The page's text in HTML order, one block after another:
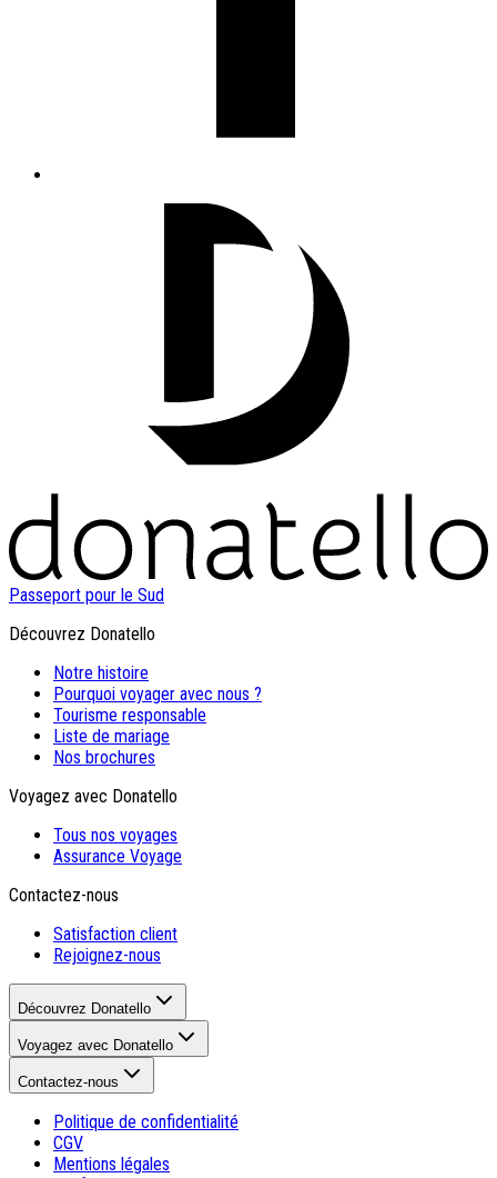
Passeport pour le Sud
Découvrez Donatello
Notre histoire
Pourquoi voyager avec nous ?
Tourisme responsable
Liste de mariage
Nos brochures
Voyagez avec Donatello
Tous nos voyages
Assurance Voyage
Contactez-nous
Satisfaction client
Rejoignez-nous
Découvrez Donatello
Voyagez avec Donatello
Contactez-nous
Politique de confidentialité
CGV
Mentions légales